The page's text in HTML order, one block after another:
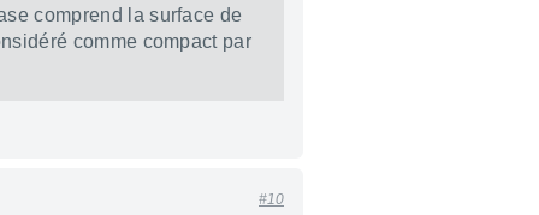
comprend la surface de
comme compact par
#10